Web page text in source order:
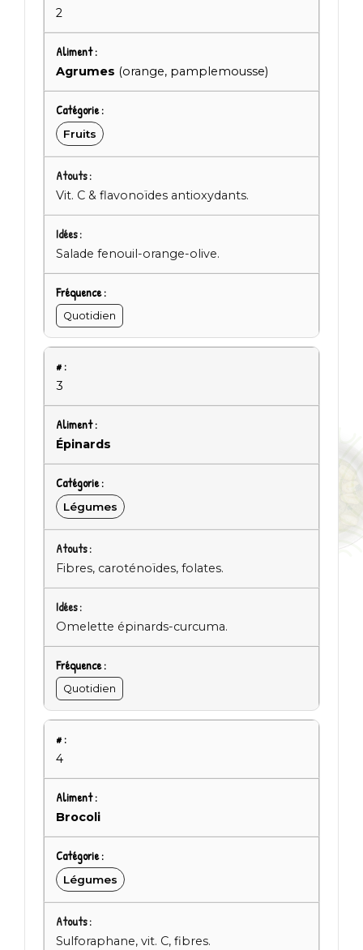
2
Agrumes (orange, pamplemousse)
Fruits
Vit. C & flavonoïdes antioxydants.
Salade fenouil-orange-olive.
Quotidien
3
Épinards
Légumes
Fibres, caroténoïdes, folates.
Omelette épinards-curcuma.
Quotidien
4
Brocoli
Légumes
Sulforaphane, vit. C, fibres.